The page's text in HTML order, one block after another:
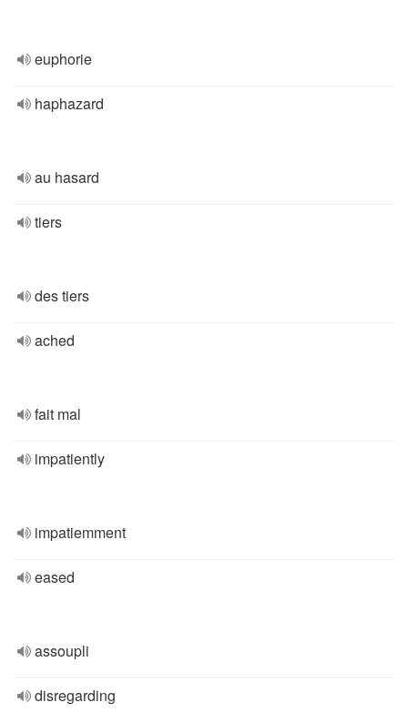
euphorie
haphazard
au hasard
tiers
des tiers
ached
fait mal
impatiently
impatiemment
eased
assoupli
disregarding